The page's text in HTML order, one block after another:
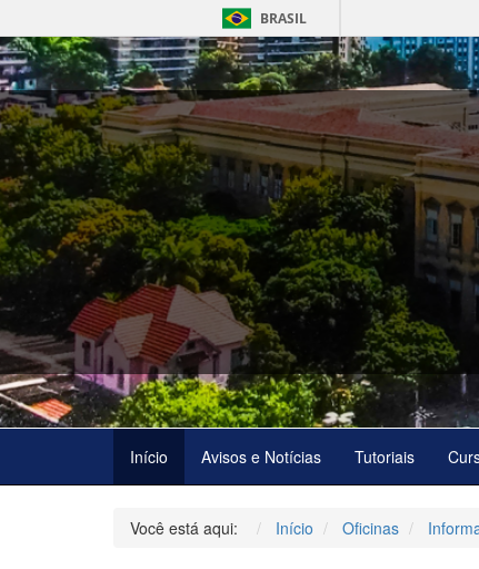
BRASIL
Início Avisos e Notícias Tutoriais
Você está aqui: Início Oficinas